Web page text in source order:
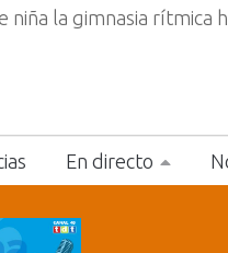
niña la gimnasia rítmica
En directo